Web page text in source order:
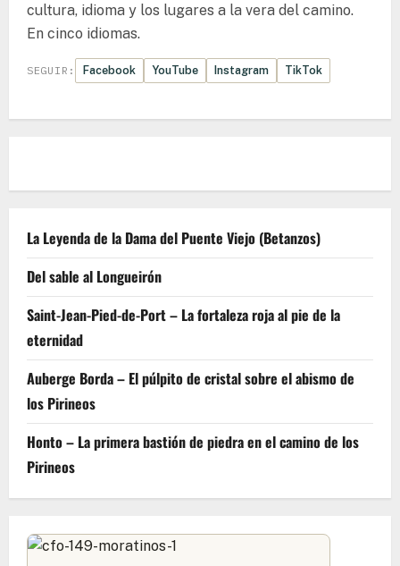
cultura, idioma y los lugares a la vera del camino.
En cinco idiomas.
SEGUIR: Facebook YouTube Instagram TikTok
La Leyenda de la Dama del Puente Viejo (Betanzos)
Del sable al Longueirón
Saint-Jean-Pied-de-Port – La fortaleza roja al pie de la
eternidad
Auberge Borda – El púlpito de cristal sobre el abismo de
los Pirineos
Honto – La primera bastión de piedra en el camino de los
Pirineos